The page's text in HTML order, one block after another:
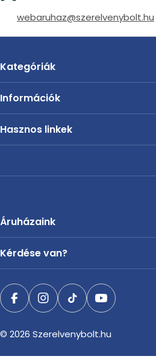
webaruhaz@szerelvenybolt.hu
Kategóriák
Információk
Hasznos linkek
Áruházaink
Kérdése van?
FacebookInstagram
TikTokYouTube
© 2026 Szerelvenybolt.hu